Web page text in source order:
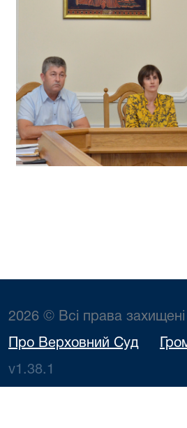
2026 © Всі права захищені
Про Верховний Суд
v1.38.1